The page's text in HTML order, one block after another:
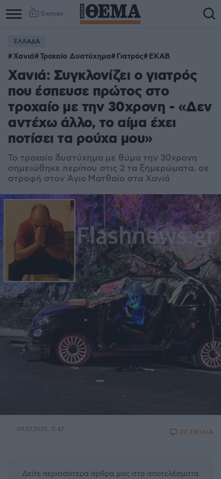
Games
ΕΛΛΑΔΑ
Χανιά Τροχαίο Δυστύχημα Γιατρός ΕΚΑΒ
Χανιά: Συγκλονίζει ο γιατρός
που έσπευσε πρώτος στο
τροχαίο με την 30χρονη - «Δεν
αντέχω άλλο, το αίμα έχει
ποτίσει τα ρούχα μου»
Το τροχαίο δυστύχημα με θύμα την 30χρονη
σημειώθηκε περίπου στις 2 τα ξημερώματα, σε
στροφή στον Άγιο Ματθαίο στα Χανιά
09.07.2025, 11:47 211 ΣΧΟΛΙΑ
Δείτε περισσότερα άρθρα μας στα αποτελέσματα